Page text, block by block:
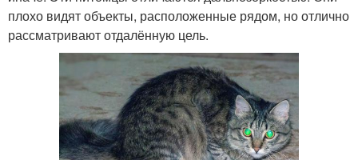
плохо видят объекты, расположенные рядом, но отлично
рассматривают отдалённую цель.